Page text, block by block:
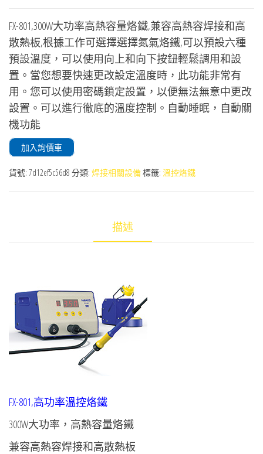
FX-801,300W大功率高熱容量烙鐵,兼容高熱容焊接和高
散熱板,根據工作可選擇選擇氮氣烙鐵,可以預設六種
預設溫度，可以使用向上和向下按鈕輕鬆調用和設
置。當您想要快速更改設定溫度時，此功能非常有
用。您可以使用密碼鎖定設置，以便無法無意中更改
設置。可以進行徹底的溫度控制。自動睡眠，自動關
機功能
加入詢價車
貨號: 7d12ef5c56d8 分類: 焊接相關設備標籤: 溫控烙鐵
描述
FX-801,高功率溫控烙鐵
300W大功率，高熱容量烙鐵
兼容高熱容焊接和高散熱板